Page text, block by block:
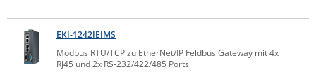
Siretta
SIRIO Antenne
EKI-1242IEIMS
Modbus RTU/TCP zu EtherNet/IP Feldbus Gateway mit 4x
RJ45 und 2x RS-232/422/485 Ports